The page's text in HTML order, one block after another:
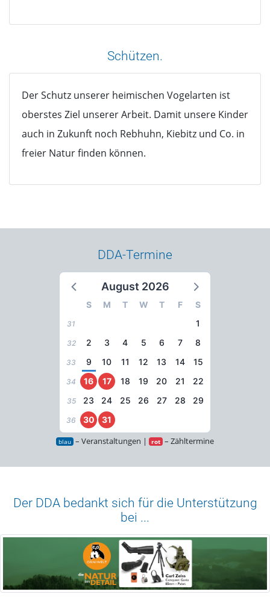
Schützen.
Der Schutz unserer heimischen Vogelarten ist
oberstes Ziel unserer Arbeit. Damit unsere Kinder
auch in Zukunft noch Rebhuhn, Kiebitz und Co. in
freier Natur finden können.
DDA-Termine
August 2026
S M T W T F S
31 1
32 2 3 4 5 6 7 8
33 9 10 11 12 13 14 15
34 16 17 18 19 20 21 22
35 23 24 25 26 27 28 29
36 30 31
blau – Veranstaltungen | rot – Zähltermine
Der DDA bedankt sich für die Unterstützung
bei ...